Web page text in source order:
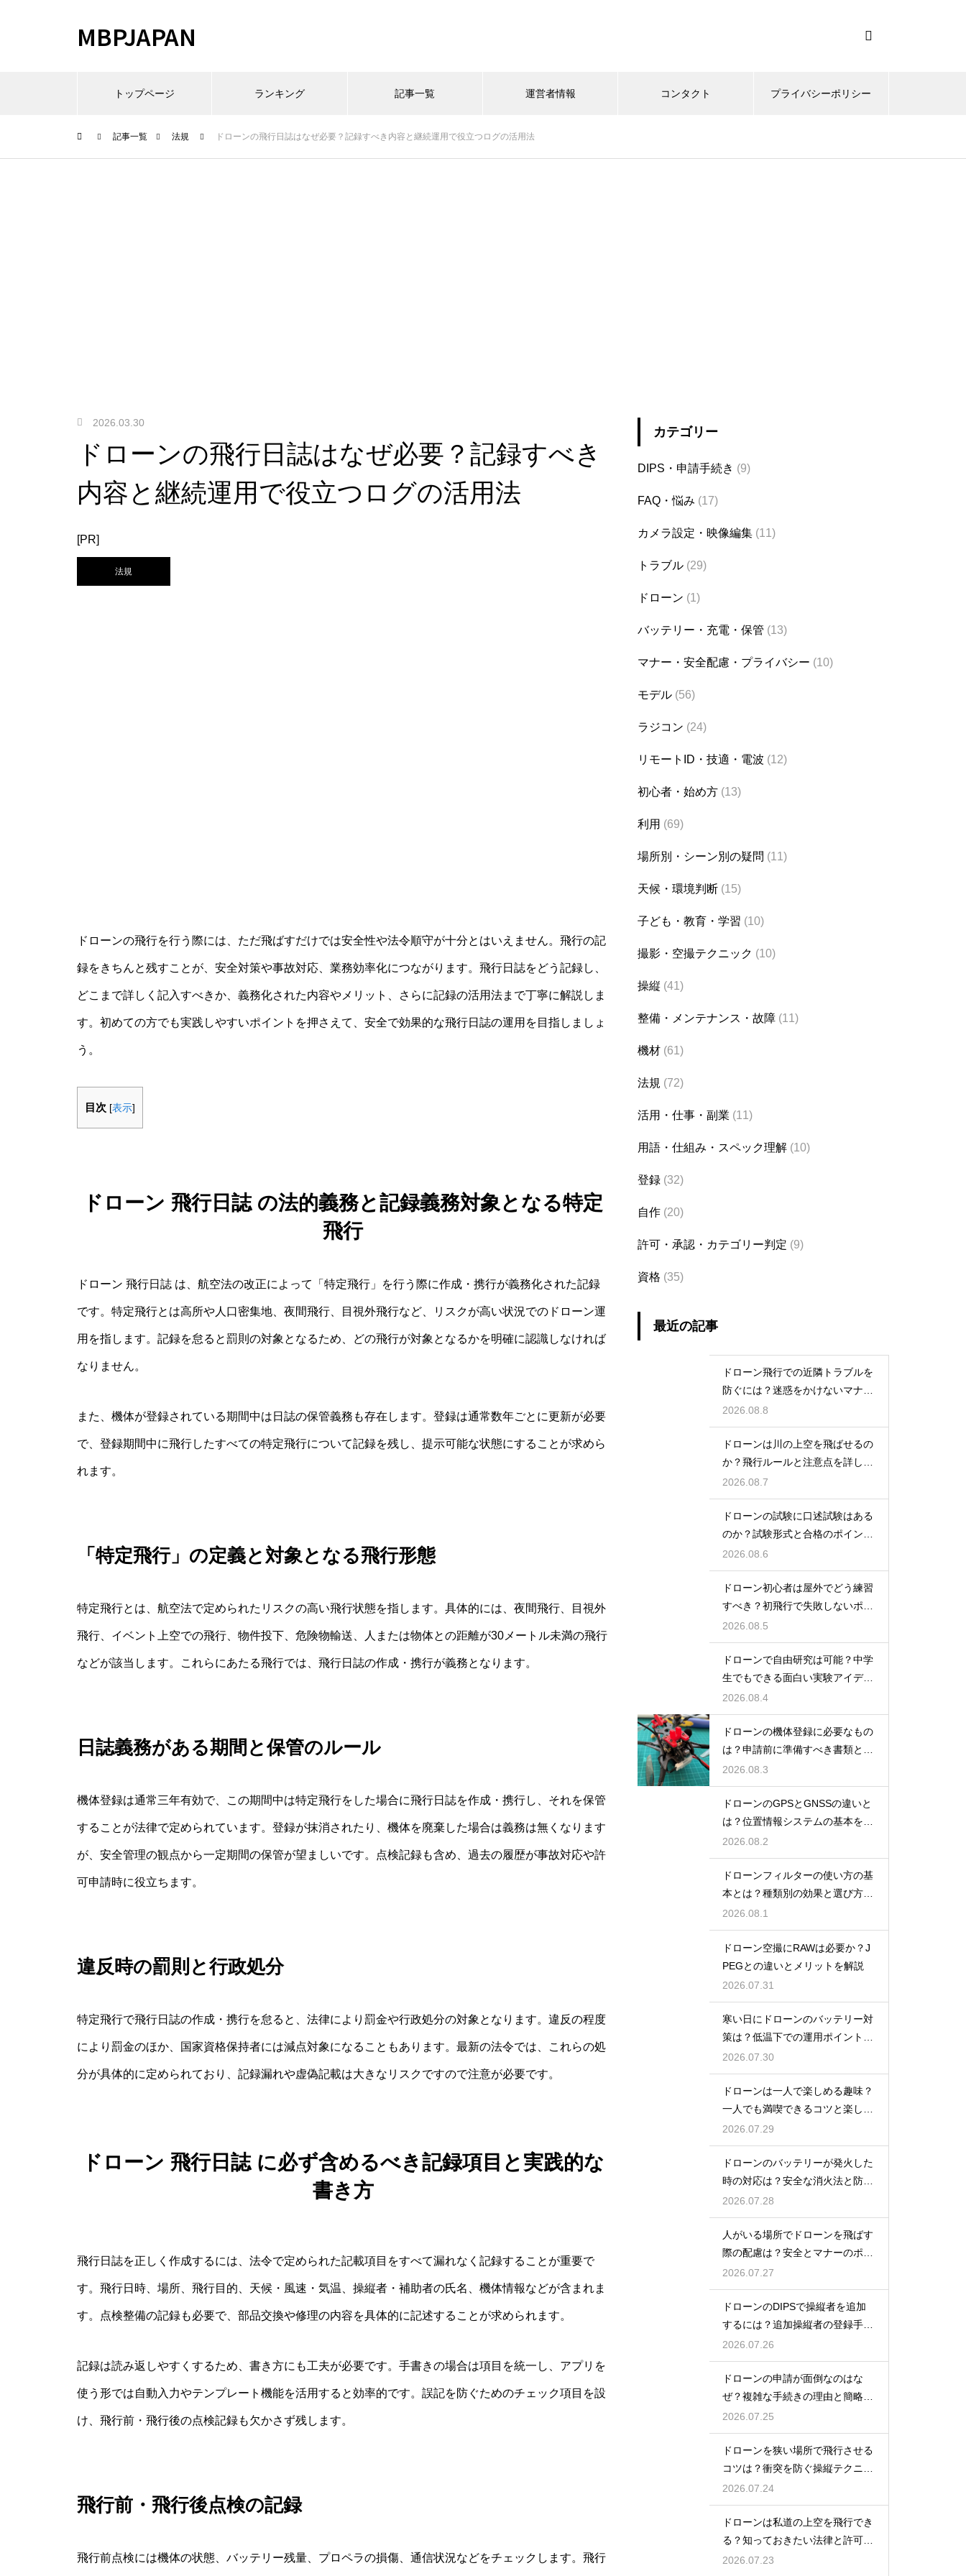
MBPJAPAN
トップページ ランキング 記事一覧 運営者情報 コンタクト プライバシーポリシー
記事一覧 法規 ドローンの飛行日誌はなぜ必要？記録すべき内容と継続運用で役立つログの活用法
2026.03.30
ドローンの飛行日誌はなぜ必要？記録すべき
内容と継続運用で役立つログの活用法
[PR]
法規
ドローンの飛行を行う際には、ただ飛ばすだけでは安全性や法令順守が十分とはいえません。飛行の記
録をきちんと残すことが、安全対策や事故対応、業務効率化につながります。飛行日誌をどう記録し、
どこまで詳しく記入すべきか、義務化された内容やメリット、さらに記録の活用法まで丁寧に解説しま
す。初めての方でも実践しやすいポイントを押さえて、安全で効果的な飛行日誌の運用を目指しましょ
う。
目次 [表示]
ドローン 飛行日誌 の法的義務と記録義務対象となる特定
飛行
ドローン 飛行日誌 は、航空法の改正によって「特定飛行」を行う際に作成・携行が義務化された記録
です。特定飛行とは高所や人口密集地、夜間飛行、目視外飛行など、リスクが高い状況でのドローン運
用を指します。記録を怠ると罰則の対象となるため、どの飛行が対象となるかを明確に認識しなければ
なりません。
また、機体が登録されている期間中は日誌の保管義務も存在します。登録は通常数年ごとに更新が必要
で、登録期間中に飛行したすべての特定飛行について記録を残し、提示可能な状態にすることが求めら
れます。
「特定飛行」の定義と対象となる飛行形態
特定飛行とは、航空法で定められたリスクの高い飛行状態を指します。具体的には、夜間飛行、目視外
飛行、イベント上空での飛行、物件投下、危険物輸送、人または物体との距離が30メートル未満の飛行
などが該当します。これらにあたる飛行では、飛行日誌の作成・携行が義務となります。
日誌義務がある期間と保管のルール
機体登録は通常三年有効で、この期間中は特定飛行をした場合に飛行日誌を作成・携行し、それを保管
することが法律で定められています。登録が抹消されたり、機体を廃棄した場合は義務は無くなります
が、安全管理の観点から一定期間の保管が望ましいです。点検記録も含め、過去の履歴が事故対応や許
可申請時に役立ちます。
違反時の罰則と行政処分
特定飛行で飛行日誌の作成・携行を怠ると、法律により罰金や行政処分の対象となります。違反の程度
により罰金のほか、国家資格保持者には減点対象になることもあります。最新の法令では、これらの処
分が具体的に定められており、記録漏れや虚偽記載は大きなリスクですので注意が必要です。
ドローン 飛行日誌 に必ず含めるべき記録項目と実践的な
書き方
飛行日誌を正しく作成するには、法令で定められた記載項目をすべて漏れなく記録することが重要で
す。飛行日時、場所、飛行目的、天候・風速・気温、操縦者・補助者の氏名、機体情報などが含まれま
す。点検整備の記録も必要で、部品交換や修理の内容を具体的に記述することが求められます。
記録は読み返しやすくするため、書き方にも工夫が必要です。手書きの場合は項目を統一し、アプリを
使う形では自動入力やテンプレート機能を活用すると効率的です。誤記を防ぐためのチェック項目を設
け、飛行前・飛行後の点検記録も欠かさず残します。
飛行前・飛行後点検の記録
飛行前点検には機体の状態、バッテリー残量、プロペラの損傷、通信状況などをチェックします。飛行
カテゴリー
DIPS・申請手続き (9)
FAQ・悩み (17)
カメラ設定・映像編集 (11)
トラブル (29)
ドローン (1)
バッテリー・充電・保管 (13)
マナー・安全配慮・プライバシー (10)
モデル (56)
ラジコン (24)
リモートID・技適・電波 (12)
初心者・始め方 (13)
利用 (69)
場所別・シーン別の疑問 (11)
天候・環境判断 (15)
子ども・教育・学習 (10)
撮影・空撮テクニック (10)
操縦 (41)
整備・メンテナンス・故障 (11)
機材 (61)
法規 (72)
活用・仕事・副業 (11)
用語・仕組み・スペック理解 (10)
登録 (32)
自作 (20)
許可・承認・カテゴリー判定 (9)
資格 (35)
最近の記事
ドローン飛行での近隣トラブルを
防ぐには？迷惑をかけないマナー
と対策
2026.08.8
ドローンは川の上空を飛ばせるの
か？飛行ルールと注意点を詳しく
解説
2026.08.7
ドローンの試験に口述試験はある
のか？試験形式と合格のポイント
を解説
2026.08.6
ドローン初心者は屋外でどう練習
すべき？初飛行で失敗しないポイ
ント
2026.08.5
ドローンで自由研究は可能？中学
生でもできる面白い実験アイデア
を紹介
2026.08.4
ドローンの機体登録に必要なもの
は？申請前に準備すべき書類と情
報
2026.08.3
ドローンのGPSとGNSSの違いと
は？位置情報システムの基本を解
説
2026.08.2
ドローンフィルターの使い方の基
本とは？種類別の効果と選び方を
解説
2026.08.1
ドローン空撮にRAWは必要か？J
PEGとの違いとメリットを解説
2026.07.31
寒い日にドローンのバッテリー対
策は？低温下での運用ポイントと
注意点
2026.07.30
ドローンは一人で楽しめる趣味？
一人でも満喫できるコツと楽しみ
方
2026.07.29
ドローンのバッテリーが発火した
時の対応は？安全な消火法と防止
策を解説
2026.07.28
人がいる場所でドローンを飛ばす
際の配慮は？安全とマナーのポイ
ント
2026.07.27
ドローンのDIPSで操縦者を追加
するには？追加操縦者の登録手順
を解説
2026.07.26
ドローンの申請が面倒なのはな
ぜ？複雑な手続きの理由と簡略化
の動向
2026.07.25
ドローンを狭い場所で飛行させる
コツは？衝突を防ぐ操縦テクニッ
クを解説
2026.07.24
ドローンは私道の上空を飛行でき
る？知っておきたい法律と許可の
ルール
2026.07.23